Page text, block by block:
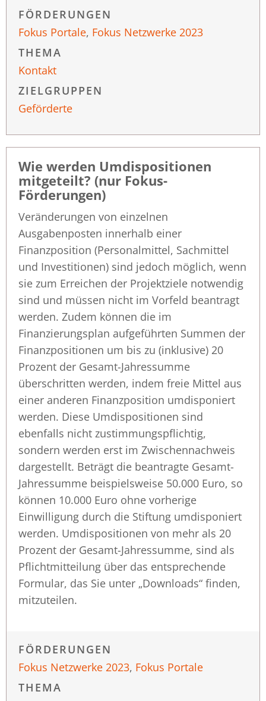
FÖRDERUNGEN
Fokus Portale, Fokus Netzwerke 2023
THEMA
Kontakt
ZIELGRUPPEN
Geförderte
Wie werden Umdispositionen
mitgeteilt? (nur Fokus-
Förderungen)
Veränderungen von einzelnen
Ausgabenposten innerhalb einer
Finanzposition (Personalmittel, Sachmittel
und Investitionen) sind jedoch möglich, wenn
sie zum Erreichen der Projektziele notwendig
sind und müssen nicht im Vorfeld beantragt
werden. Zudem können die im
Finanzierungsplan aufgeführten Summen der
Finanzpositionen um bis zu (inklusive) 20
Prozent der Gesamt-Jahressumme
überschritten werden, indem freie Mittel aus
einer anderen Finanzposition umdisponiert
werden. Diese Umdispositionen sind
ebenfalls nicht zustimmungspflichtig,
sondern werden erst im Zwischennachweis
dargestellt. Beträgt die beantragte Gesamt-
Jahressumme beispielsweise 50.000 Euro, so
können 10.000 Euro ohne vorherige
Einwilligung durch die Stiftung umdisponiert
werden. Umdispositionen von mehr als 20
Prozent der Gesamt-Jahressumme, sind als
Pflichtmitteilung über das entsprechende
Formular, das Sie unter „Downloads“ finden,
mitzuteilen.
FÖRDERUNGEN
Fokus Netzwerke 2023, Fokus Portale
THEMA